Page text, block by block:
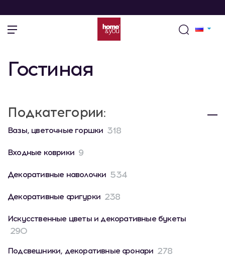
Гостиная
Подкатегории:
Вазы, цветочные горшки 318
Входные коврики 9
Декоративные наволочки 534
Декоративные фигурки 238
Искусственные цветы и декоративные букеты
290
Подсвешники, декоративные фонари 278